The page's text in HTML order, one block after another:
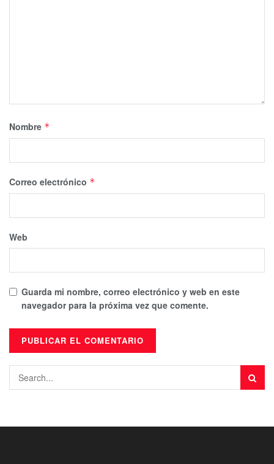
Nombre *
Correo electrónico *
Web
Guarda mi nombre, correo electrónico y web en este
navegador para la próxima vez que comente.